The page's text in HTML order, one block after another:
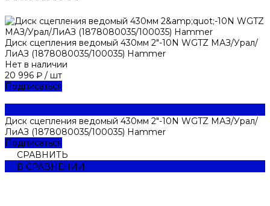
Диск сцепления ведомый 430мм 2"-10N WGTZ МАЗ/Урал/
ЛиАЗ (1878080035/100035) Hammer
Нет в наличии
20 996 ₽ / шт
Подписаться
Диск сцепления ведомый 430мм 2"-10N WGTZ МАЗ/Урал/
ЛиАЗ (1878080035/100035) Hammer
Подписаться
СРАВНИТЬ
В СРАВНЕНИИ